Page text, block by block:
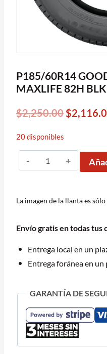
P185/60R14
MAXLIFE 82H BLK
$2,250.00 Original
$
20 disponibles
P185/60R14
GOODYEAR
82H
cantidad
La imagen de la llanta es
Envío gratis en todas tus
Entrega local en un
Entrega foránea en un
GARANTÍA DE